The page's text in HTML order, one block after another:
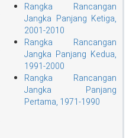
Rangka Rancangan
Jangka Panjang Ketiga,
2001-2010
Rangka Rancangan
Jangka Panjang Kedua,
1991-2000
Rangka Rancangan
Jangka Panjang
Pertama, 1971-1990